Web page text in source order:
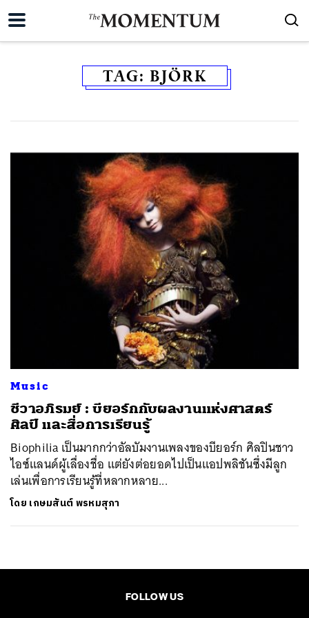
TAG: BJÖRK
Music
ชีวาอภิรมย์ : บียอร์กกับผลงานแห่งศาสตร์
ศิลป์ และสื่อการเรียนรู้
Biophilia เป็นมากกว่าอัลบัมงานเพลงของบียอร์ก ศิลปินชาว
ไอซ์แลนด์ผู้เลื่องชื่อ แต่ยังต่อยอดไปเป็นแอปพลิชันซึ่งมีลูก
เล่นเพื่อการเรียนรู้ที่หลากหลาย...
โดย เกษมสันต์ พรหมสุภา
FOLLOW US
TWEET LINE EMAIL